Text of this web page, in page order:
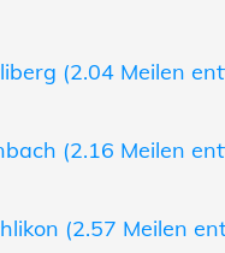
(2.04 Meilen
(2.16 Meilen
(2.57 Meilen